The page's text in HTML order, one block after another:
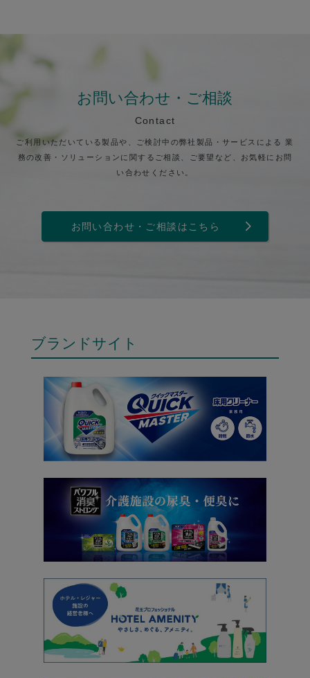
お問い合わせ・ご相談
Contact
ご利用いただいている製品や、ご検討中の弊社製品・サービスによる 業
務の改善・ソリューションに関するご相談、ご要望など、お気軽にお問
い合わせください。
お問い合わせ・ご相談はこちら
ブランドサイト